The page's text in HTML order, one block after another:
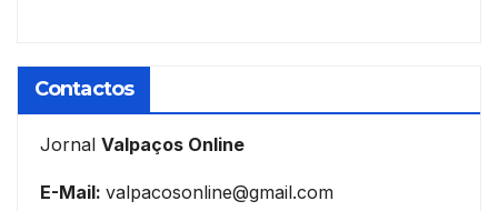
Contactos
Jornal Valpaços Online
E-Mail: valpacosonline@gmail.com